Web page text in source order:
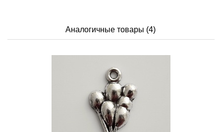
Аналогичные товары (4)